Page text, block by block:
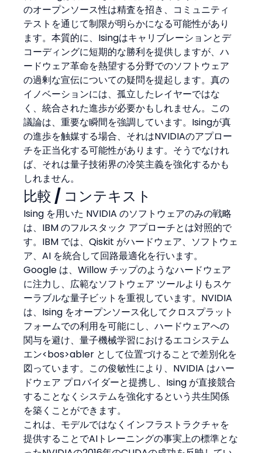
のオープンソース性は精査を招き、コミュニティ
テストを通じて制限が明らかになる可能性があり
ます。本質的に、Isingはキャリブレーションとデ
コーディングに短期的な勝利を提供しますが、ハ
ードウェア革命を熱望する分野でのソフトウェア
の過剰な宣伝についての疑問を提起します。真の
イノベーションには、孤立したレイヤーではな
く、統合された進歩が必要かもしれません。この
議論は、重要な瞬間を強調しています。Isingが真
の進歩を触媒する場合、それはNVIDIAのアプロー
チを正当化する可能性があります。そうでなけれ
ば、それは量子技術界の冷笑主義を強化するかも
しれません。
比較 / コンテキスト
Ising を用いた NVIDIA のソフトウェアのみの戦略
は、IBM のフルスタック アプローチとは対照的で
す。IBM では、Qiskit がハードウェア、ソフトウェ
ア、AI を統合して回路最適化を行います。
Google は、Willow チップのようなハードウェア
に注力し、広範なソフトウェア ツールよりもスケ
ーラブルな量子ビットを重視しています。NVIDIA
は、Ising をオープンソース化してクロスプラット
フォームでの利用を可能にし、ハードウェアへの
関与を避け、量子機械学習におけるエコシステム
エン<bos>abler として位置づけることで差別化を
図っています。この俊敏性により、NVIDIA はハー
ドウェア プロバイダーと提携し、Ising が直接競合
することなくシステムを強化するという共生関係
を築くことができます。
これは、モデルではなくインフラストラクチャを
提供することでAIトレーニングの事実上の標準とな